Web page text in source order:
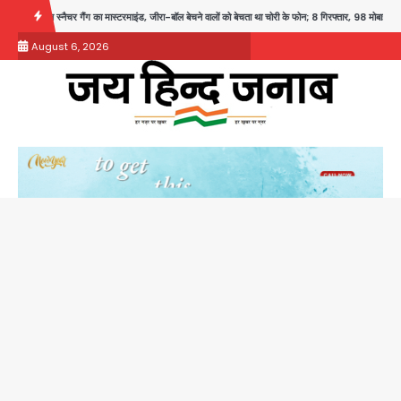
content
मास्टरमाइंड, जीरा-बॉल बेचने वालों को बेचता था चोरी के फोन; 8 गिरफ्तार, 98 मोबाइल और 450 पार्ट्स
August 6, 2026